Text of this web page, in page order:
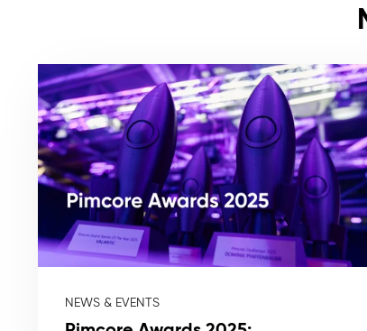
NEWS & EVENTS